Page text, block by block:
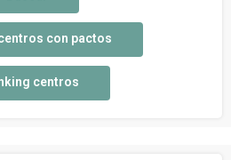
con pactos
centros